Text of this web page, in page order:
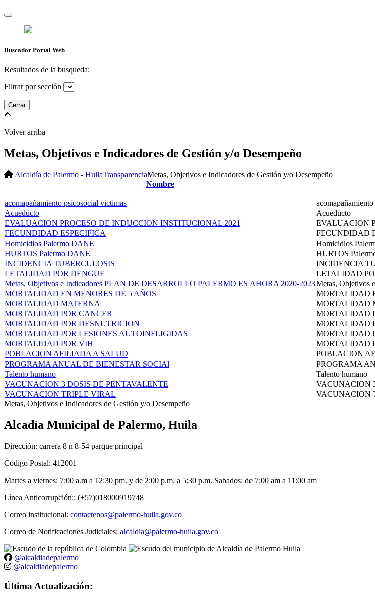
Buscador Portal Web
Resultados de la busqueda:
Filtrar por sección
Cerrar
Volver arriba
Metas, Objetivos e Indicadores de Gestión y/o Desempeño
Alcaldía de Palermo - HuilaTransparenciaMetas, Objetivos e Indicadores de Gestión y/o Desempeño
Nombre
acomapañamiento psicosocial victimas
Acueducto
Acueducto
EVALUACION PROCESO DE INDUCCION INSTITUCIONAL 2021
EVALUACION
FECUNDIDAD ESPECIFICA
FECUNDIDAD
Homicidios Palermo DANE
Homicidios
HURTOS Palermo DANE
HURTOS
INCIDENCIA TUBERCULOSIS
INCIDENCIA
LETALIDAD POR DENGUE
LETALIDAD
Metas, Objetivos e Indicadores PLAN DE DESARROLLO PALERMO ES AHORA 2020-2023Metas,
MORTALIDAD EN MENORES DE 5 AÑOS
MORTALIDAD
MORTALIDAD MATERNA
MORTALIDAD
MORTALIDAD POR CANCER
MORTALIDAD
MORTALIDAD POR DESNUTRICION
MORTALIDAD
MORTALIDAD POR LESIONES AUTOINFLIGIDAS
MORTALIDAD
MORTALIDAD POR VIH
MORTALIDAD
POBLACION AFILIADA A SALUD
POBLACION
PROGRAMA ANUAL DE BIENESTAR SOCIAl
PROGRAMA
Talento humano
Talento humano
VACUNACION 3 DOSIS DE PENTAVALENTE
VACUNACION
VACUNACION TRIPLE VIRAL
VACUNACION
Metas, Objetivos e Indicadores de Gestión y/o Desempeño
Alcadía Municipal de Palermo, Huila
Dirección: carrera 8 n 8-54 parque principal
Código Postal: 412001
Martes a viernes: 7:00 a.m a 12:30 pm. y de 2:00 p.m. a 5:30 p.m. Sabados: de 7:00 am a 11:00 am
Línea Anticorrupción:: (+57)018000919748
Correo institucional: contactenos@palermo-huila.gov.co
Correo de Notificaciones Judiciales: alcaldia@palermo-huila.gov.co
@alcaldiadepalermo
@alcaldiadepalermo
Última Actualización: